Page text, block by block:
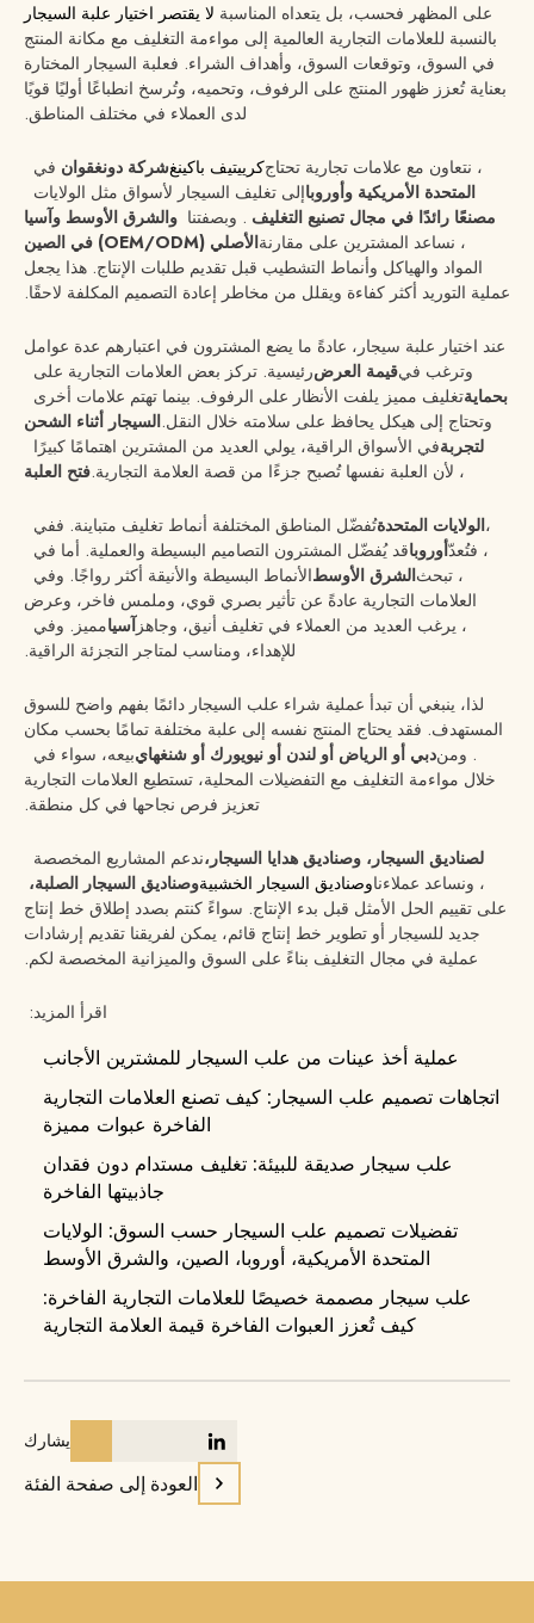
لا يقتصر اختيار علبة السيجار المناسبة على المظهر فحسب، بل يتعداه
بالنسبة للعلامات التجارية العالمية إلى مواءمة التغليف مع مكانة المنتج
في السوق، وتوقعات السوق، وأهداف الشراء. فعلبة السيجار المختارة
بعناية تُعزز ظهور المنتج على الرفوف، وتحميه، وتُرسخ انطباعًا أوليًا قويًا
لدى العملاء في مختلف المناطق.
في شركة دونغقوانكرييتيف باكينغ، نتعاون مع علامات تجارية تحتاج
إلى تغليف السيجار لأسواق مثل الولاياتالمتحدة الأمريكية وأوروبا
والشرق الأوسط وآسيا . وبصفتنا مصنعًا رائدًا في مجال تصنيع التغليف
الأصلي (OEM/ODM) في الصين، نساعد المشترين على مقارنة
المواد والهياكل وأنماط التشطيب قبل تقديم طلبات الإنتاج. هذا يجعل
عملية التوريد أكثر كفاءة ويقلل من مخاطر إعادة التصميم المكلفة لاحقًا.
عند اختيار علبة سيجار، عادةً ما يضع المشترون في اعتبارهم عدة عوامل
رئيسية. تركز بعض العلامات التجارية علىقيمة العرضوترغب في
تغليف مميز يلفت الأنظار على الرفوف. بينما تهتم علامات أخرىبحماية
السيجار أثناء الشحنوتحتاج إلى هيكل يحافظ على سلامته خلال النقل.
في الأسواق الراقية، يولي العديد من المشترين اهتمامًا كبيرًالتجربة
فتح العلبة، لأن العلبة نفسها تُصبح جزءًا من قصة العلامة التجارية.
تُفضّل المناطق المختلفة أنماط تغليف متباينة. ففيالولايات المتحدة،
قد يُفضّل المشترون التصاميم البسيطة والعملية. أما فيأوروبا، فتُعدّ
الأنماط البسيطة والأنيقة أكثر رواجًا. وفيالشرق الأوسط، تبحث
العلامات التجارية عادةً عن تأثير بصري قوي، وملمس فاخر، وعرض
مميز. وفيآسيا، يرغب العديد من العملاء في تغليف أنيق، وجاهز
للإهداء، ومناسب لمتاجر التجزئة الراقية.
لذا، ينبغي أن تبدأ عملية شراء علب السيجار دائمًا بفهم واضح للسوق
المستهدف. فقد يحتاج المنتج نفسه إلى علبة مختلفة تمامًا بحسب مكان
بيعه، سواء فيدبي أو الرياض أو لندن أو نيويورك أو شنغهاي. ومن
خلال مواءمة التغليف مع التفضيلات المحلية، تستطيع العلامات التجارية
تعزيز فرص نجاحها في كل منطقة.
ندعم المشاريع المخصصةلصناديق السيجار، وصناديق هدايا السيجار،
وصناديق السيجار الصلبة،وصناديق السيجار الخشبية، ونساعد عملاءنا
على تقييم الحل الأمثل قبل بدء الإنتاج. سواءً كنتم بصدد إطلاق خط إنتاج
جديد للسيجار أو تطوير خط إنتاج قائم، يمكن لفريقنا تقديم إرشادات
عملية في مجال التغليف بناءً على السوق والميزانية المخصصة لكم.
اقرأ المزيد:
عملية أخذ عينات من علب السيجار للمشترين الأجانب
اتجاهات تصميم علب السيجار: كيف تصنع العلامات التجارية
الفاخرة عبوات مميزة
علب سيجار صديقة للبيئة: تغليف مستدام دون فقدان
جاذبيتها الفاخرة
تفضيلات تصميم علب السيجار حسب السوق: الولايات
المتحدة الأمريكية، أوروبا، الصين، والشرق الأوسط
علب سيجار مصممة خصيصًا للعلامات التجارية الفاخرة:
كيف تُعزز العبوات الفاخرة قيمة العلامة التجارية
يشارك
العودة إلى صفحة الفئة